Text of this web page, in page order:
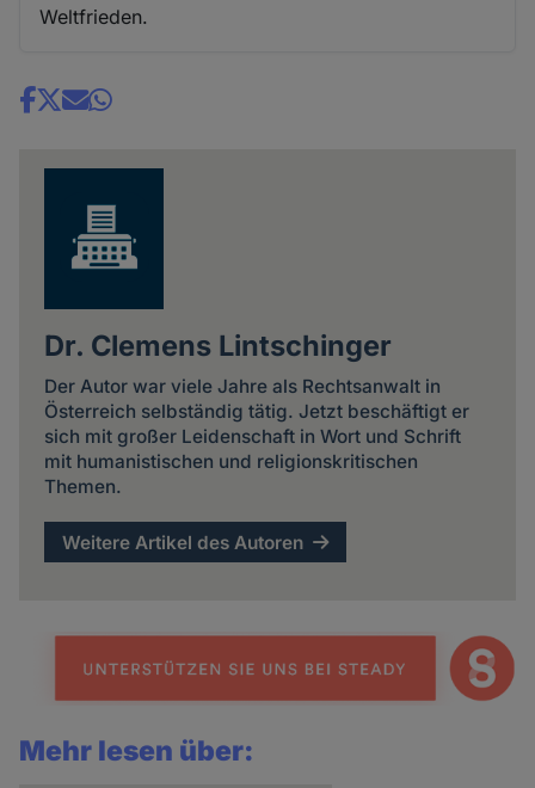
Weltfrieden.
Share
Dr. Clemens Lintschinger
Der Autor war viele Jahre als Rechtsanwalt in
Österreich selbständig tätig. Jetzt beschäftigt er
sich mit großer Leidenschaft in Wort und Schrift
mit humanistischen und religionskritischen
Themen.
Weitere Artikel des Autoren
Mehr lesen über: